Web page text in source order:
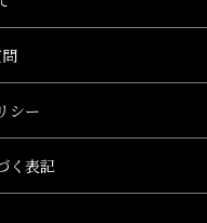
シー
く表記